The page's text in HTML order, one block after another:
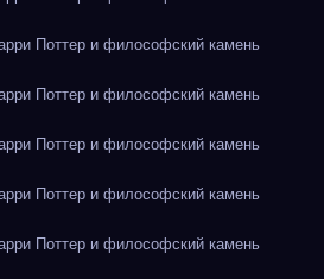
Поттер и философский камень
Поттер и философский камень
Поттер и философский камень
Поттер и философский камень
Поттер и философский камень